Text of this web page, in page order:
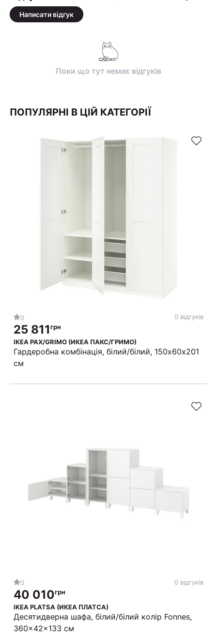
Написати відгук
Поки що тут немає відгуків
ПОПУЛЯРНІ В ЦІЙ КАТЕГОРІЇ
0 0 відгуків
25 811грн
IKEA PAX/GRIMO (ИКЕА ПАКС/ГРИМО)
Гардеробна комбінація, білий/білий, 150х60х201
см
0 0 відгуків
40 010грн
IKEA PLATSA (ИКЕА ПЛАТСА)
Десятидверна шафа, білий/білий колір Fonnes,
360x42x133 см